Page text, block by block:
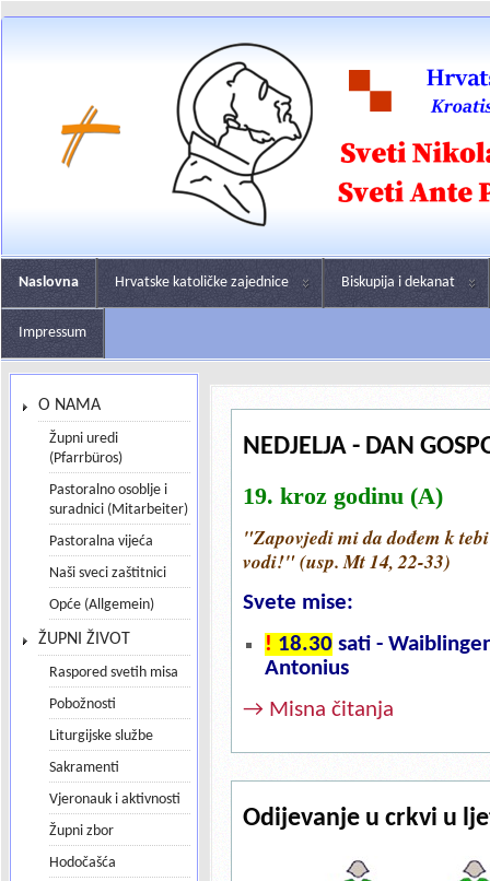
Naslovna Hrvatske katoličke zajednice Biskupija i dekanat
Impressum
O NAMA
Župni uredi
(Pfarrbüros)
Pastoralno osoblje i
suradnici (Mitarbeiter)
Pastoralna vijeća
Naši sveci zaštitnici
Opće (Allgemein)
ŽUPNI ŽIVOT
Raspored svetih misa
Pobožnosti
Liturgijske službe
Sakramenti
Vjeronauk i aktivnosti
Župni zbor
Hodočašća
NEDJELJA - DAN
19. kroz godinu (A)
"Zapovjedi mi da dođem k
vodi!" (usp. Mt 14, 22-33)
Svete mise:
! 18.30 sati -
Antonius
→ Misna čitanja
Odijevanje u crkvi u